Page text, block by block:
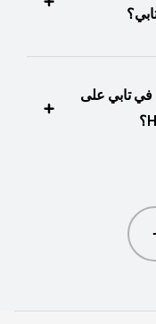
في تابي على